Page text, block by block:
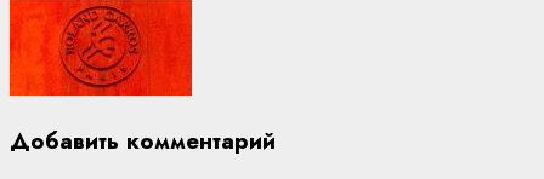
Добавить комментарий